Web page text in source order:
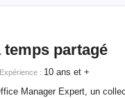
temps partagé
Expérience : 10 ans et +
Manager Expert, un